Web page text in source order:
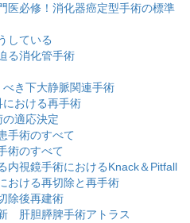
医必修！消化器癌定型手術の標準
している
る消化管手術
き下大静脈関連手術
おける再手術
適応決定
手術のすべて
術のすべて
内視鏡手術におけるKnack＆Pitfall
おける再切除と再手術
除後再建術
肝胆膵脾手術アトラス